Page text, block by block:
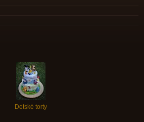
Detské torty